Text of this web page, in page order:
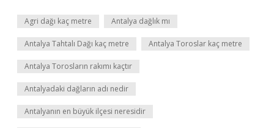
Agri dağı kaç metre Antalya dağlık mı
Antalya Tahtalı Dağı kaç metre Antalya Toroslar kaç metre
Antalya Torosların rakımı kaçtır
Antalyadaki dağların adı nedir
Antalyanın en büyük ilçesi neresidir